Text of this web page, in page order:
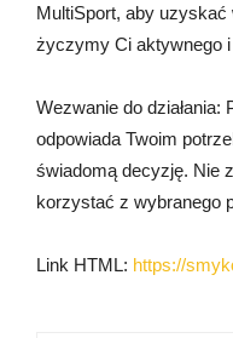
MultiSport, aby
życzymy Ci aktywnego
Wezwanie do
odpowiada Twoim
świadomą decyzję. Nie
korzystać z wybranego
Link HTML: https://